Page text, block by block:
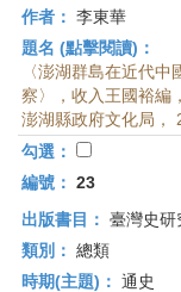
作者： 李東華
題名 (點擊閱讀)：
〈澎湖群島在近代
察〉，收入王國裕編
澎湖縣政府文化局，
勾選：
編號： 23
出版書目： 臺灣史研
類別： 總類
時期(主題)： 通史